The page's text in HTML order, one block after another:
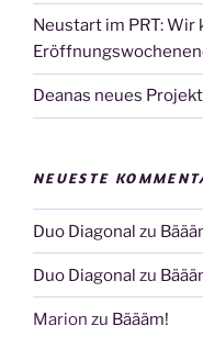
Neustart im PRT: Wir
Deanas neues
NEUESTE
Duo Diagonal zu
Duo Diagonal zu
Marion zu Bäääm!